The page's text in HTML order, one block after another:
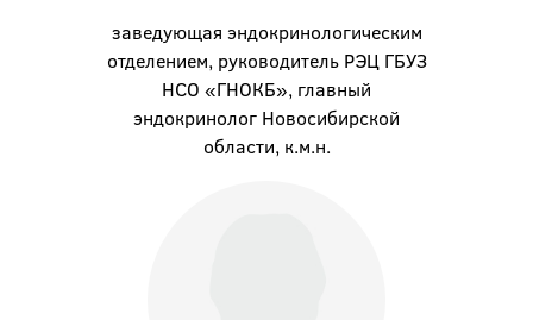
заведующая эндокринологическим
отделением, руководитель РЭЦ ГБУЗ
НСО «ГНОКБ», главный
эндокринолог Новосибирской
области, к.м.н.